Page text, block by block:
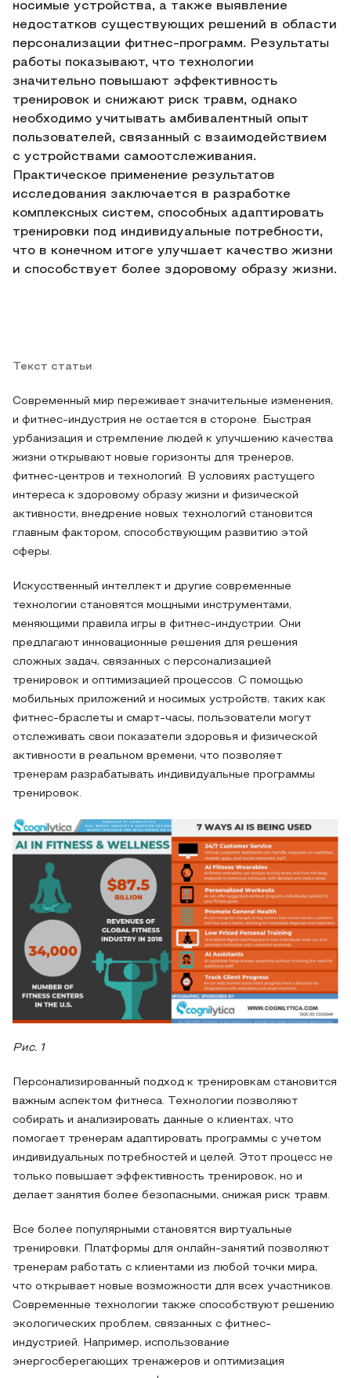
носимые устройства, а также выявление
недостатков существующих решений в области
персонализации фитнес-программ. Результаты
работы показывают, что технологии
значительно повышают эффективность
тренировок и снижают риск травм, однако
необходимо учитывать амбивалентный опыт
пользователей, связанный с взаимодействием
с устройствами самоотслеживания.
Практическое применение результатов
исследования заключается в разработке
комплексных систем, способных адаптировать
тренировки под индивидуальные потребности,
что в конечном итоге улучшает качество жизни
и способствует более здоровому образу жизни.
Текст статьи
Современный мир переживает значительные изменения,
и фитнес-индустрия не остается в стороне. Быстрая
урбанизация и стремление людей к улучшению качества
жизни открывают новые горизонты для тренеров,
фитнес-центров и технологий. В условиях растущего
интереса к здоровому образу жизни и физической
активности, внедрение новых технологий становится
главным фактором, способствующим развитию этой
сферы.
Искусственный интеллект и другие современные
технологии становятся мощными инструментами,
меняющими правила игры в фитнес-индустрии. Они
предлагают инновационные решения для решения
сложных задач, связанных с персонализацией
тренировок и оптимизацией процессов. С помощью
мобильных приложений и носимых устройств, таких как
фитнес-браслеты и смарт-часы, пользователи могут
отслеживать свои показатели здоровья и физической
активности в реальном времени, что позволяет
тренерам разрабатывать индивидуальные программы
тренировок.
Рис. 1
Персонализированный подход к тренировкам становится
важным аспектом фитнеса. Технологии позволяют
собирать и анализировать данные о клиентах, что
помогает тренерам адаптировать программы с учетом
индивидуальных потребностей и целей. Этот процесс не
только повышает эффективность тренировок, но и
делает занятия более безопасными, снижая риск травм.
Все более популярными становятся виртуальные
тренировки. Платформы для онлайн-занятий позволяют
тренерам работать с клиентами из любой точки мира,
что открывает новые возможности для всех участников.
Современные технологии также способствуют решению
экологических проблем, связанных с фитнес-
индустрией. Например, использование
энергосберегающих тренажеров и оптимизация